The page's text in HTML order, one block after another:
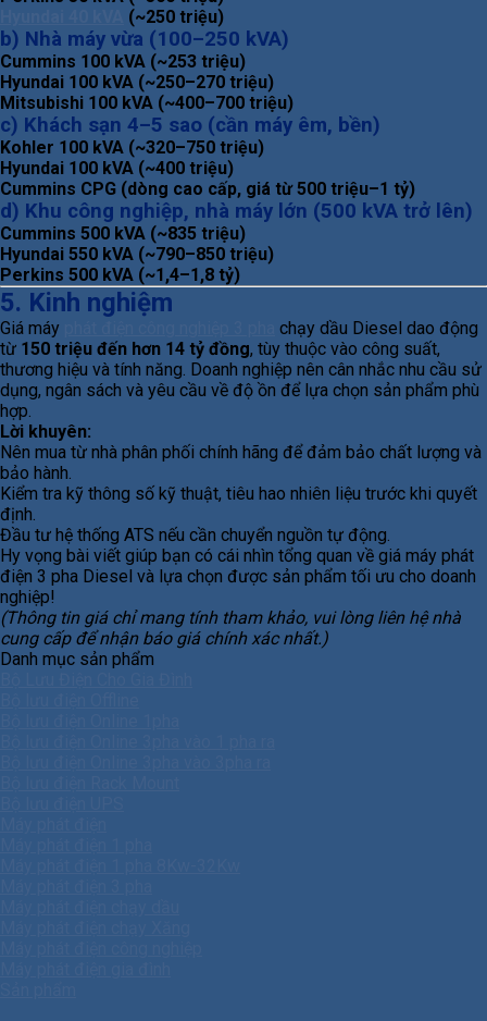
(~250 triệu)
b) Nhà máy vừa (100–250 kVA)
Cummins 100 kVA (~253 triệu)
Hyundai 100 kVA (~250–270 triệu)
Mitsubishi 100 kVA (~400–700 triệu)
c) Khách sạn 4–5 sao (cần máy êm, bền)
Kohler 100 kVA (~320–750 triệu)
Hyundai 100 kVA (~400 triệu)
Cummins CPG (dòng cao cấp, giá từ 500 triệu–1 tỷ)
d) Khu công nghiệp, nhà máy lớn (500 kVA trở lên)
Cummins 500 kVA (~835 triệu)
Hyundai 550 kVA (~790–850 triệu)
Perkins 500 kVA (~1,4–1,8 tỷ)
5. Kinh nghiệm
Giá máy
chạy dầu Diesel dao động
từ 150 triệu đến hơn 14 tỷ đồng, tùy thuộc vào công suất,
thương hiệu và tính năng. Doanh nghiệp nên cân nhắc nhu cầu sử
dụng, ngân sách và yêu cầu về độ ồn để lựa chọn sản phẩm phù
hợp.
Lời khuyên:
Nên mua từ nhà phân phối chính hãng để đảm bảo chất lượng và
bảo hành.
Kiểm tra kỹ thông số kỹ thuật, tiêu hao nhiên liệu trước khi quyết
định.
Đầu tư hệ thống ATS nếu cần chuyển nguồn tự động.
Hy vọng bài viết giúp bạn có cái nhìn tổng quan về giá máy phát
điện 3 pha Diesel và lựa chọn được sản phẩm tối ưu cho doanh
nghiệp!
(Thông tin giá chỉ mang tính tham khảo, vui lòng liên hệ nhà
cung cấp để nhận báo giá chính xác nhất.)
Danh mục sản phẩm